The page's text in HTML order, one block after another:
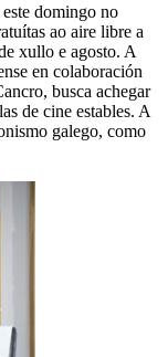
domingo no
ao aire libre a
xullo e agosto. A
en colaboración
busca achegar
de cine estables. A
galego, como